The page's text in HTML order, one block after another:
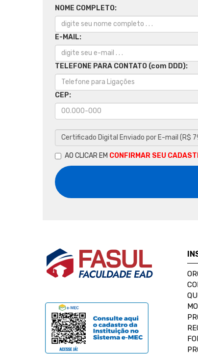
NOME COMPLETO:
E-MAIL:
TELEFONE PARA CONTATO (com DDD):
CEP:
AO CLICAR EM CONFIRMAR SEU